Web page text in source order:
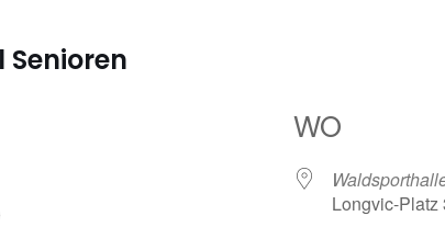
WO
Longvic-Platz